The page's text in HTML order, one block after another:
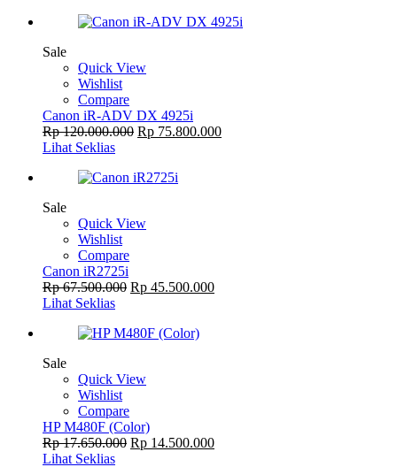
Sale
Quick View
Wishlist
Compare
Canon iR-ADV DX 4925i
Rp120.000.000 Rp 75.800.000
Lihat Seklias
Sale
Quick View
Wishlist
Compare
Canon iR2725i
Rp67.500.000 Rp 45.500.000
Lihat Seklias
Sale
Quick View
Wishlist
Compare
HP M480F (Color)
Rp17.650.000 Rp 14.500.000
Lihat Seklias